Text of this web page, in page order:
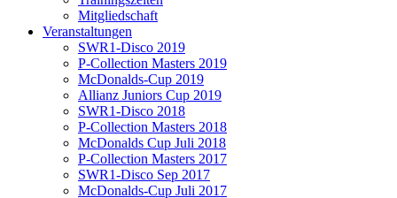
Mitgliedschaft
Veranstaltungen
SWR1-Disco 2019
P-Collection Masters 2019
McDonalds-Cup 2019
Allianz Juniors Cup 2019
SWR1-Disco 2018
P-Collection Masters 2018
McDonalds Cup Juli 2018
P-Collection Masters 2017
SWR1-Disco Sep 2017
McDonalds-Cup Juli 2017